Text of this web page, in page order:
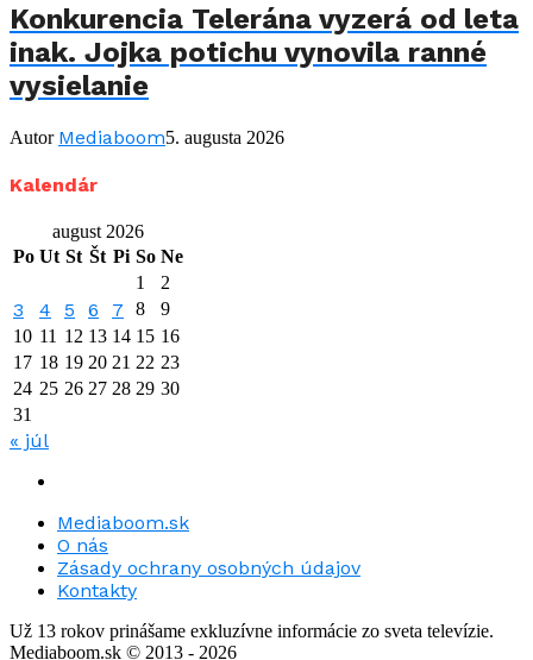
Konkurencia Telerána vyzerá od leta
inak. Jojka potichu vynovila ranné
vysielanie
Autor Mediaboom5. augusta 2026
Kalendár
august 2026
Po Ut St Št Pi So Ne
1
2
3 4 5 6 7 8
9
10 11 12 13 14 15 16
17 18 19 20 21 22 23
24 25 26 27 28 29 30
31
« júl
Mediaboom.sk
O nás
Zásady ochrany osobných údajov
Kontakty
Už 13 rokov prinášame exkluzívne informácie zo sveta televízie.
Mediaboom.sk © 2013 - 2026